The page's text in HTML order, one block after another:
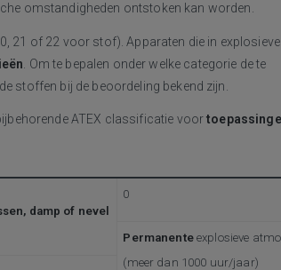
omstandigheden ontstoken kan worden.
21 of 22 voor stof). Apparaten die in explosieve
. Om te bepalen onder welke categorie de te
stoffen bij de beoordeling bekend zijn.
ATEX classificatie voor
damp of nevel
0
Permanente explosieve
(meer dan 1000 uur/jaar)